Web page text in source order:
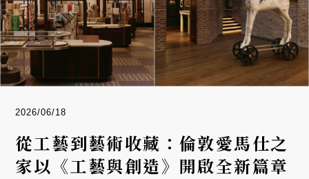
2026/06/18
從工藝到藝術收藏：倫敦愛馬仕之
家以《工藝與創造》開啟全新篇章